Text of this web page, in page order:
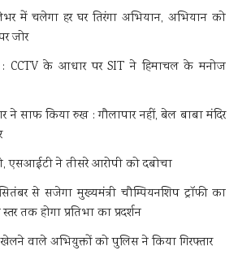
में चलेगा हर घर तिरंगा अभियान, अभियान को
जोर
: CCTV के आधार पर SIT ने हिमाचल के मनोज
ने साफ किया रुख : गौलापार नहीं, बेल बाबा मंदिर
एसआईटी ने तीसरे आरोपी को दबोचा
से सजेगा मुख्यमंत्री चौम्पियनशिप ट्रॉफी का
तक होगा प्रतिभा का प्रदर्शन
वाले अभियुक्तों को पुलिस ने किया गिरफ्तार